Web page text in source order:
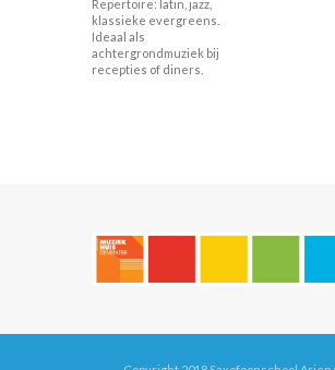
Repertoire: latin, jazz,
klassieke evergreens.
Ideaal als
achtergrondmuziek bij
recepties of diners.